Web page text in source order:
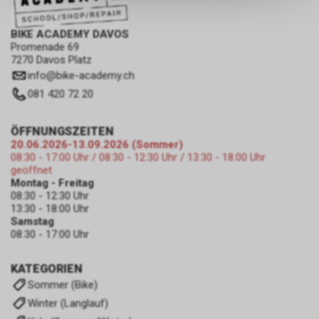
BIKE ACADEMY DAVOS
Promenade 69
7270 Davos Platz
info@bike-academy.ch
081 420 72 20
KATEGORIEN
Sommer (Bike)
Winter (Langlauf)
ÖFFNUNGSZEITEN
20.06.2026-13.09.2026 (Sommer)
08:30 - 17:00 Uhr / 08:30 - 12:30 Uhr / 13:30 - 18:00 Uhr
geöffnet
Montag - Freitag
08:30 - 12:30 Uhr
13:30 - 18:00 Uhr
Samstag
08:30 - 17:00 Uhr
keinerlei Rückschlüsse auf Ihre
persönlichen Informationen
zulassen.